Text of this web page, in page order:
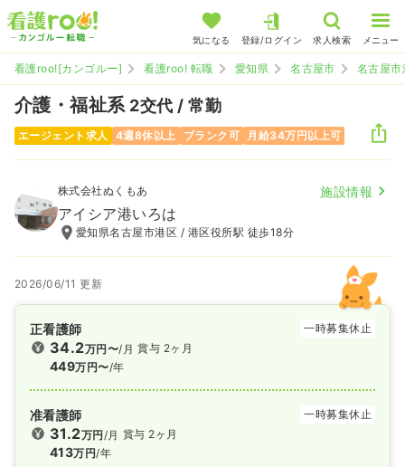
気になる 登録/ログイン 求人検索 メニュー
看護roo![カンゴルー] 看護roo! 転職 愛知県 名古屋市 名古屋市
介護・福祉系 2交代 / 常勤
エージェント求人 4週8休以上 ブランク可 月給34万円以上可
株式会社ぬくもあ 施設情報
アイシア港いろは
愛知県名古屋市港区 / 港区役所駅 徒歩18分
2026/06/11 更新
正看護師 一時募集休止
34.2万円〜/月
449万円〜/年
賞与 2ヶ月
准看護師 一時募集休止
31.2万円/月
413万円/年
賞与 2ヶ月